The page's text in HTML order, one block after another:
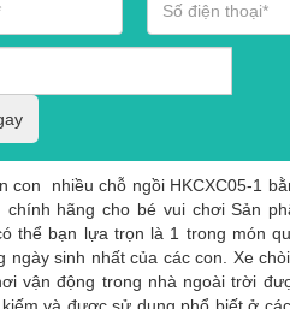
con nhiều chỗ ngồi HKCXC05-1
chính hãng cho bé vui chơi Sản
thể bạn lựa trọn là 1 trong món
ngày sinh nhất của các con. Xe
vận động trong nhà ngoài trời